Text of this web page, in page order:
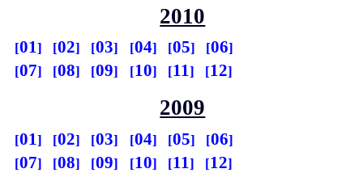
2010
01 02 03 04 05
06
07
08 09 10 11 12
2009
01 02 03 04 05
06
07
08 09 10 11 12